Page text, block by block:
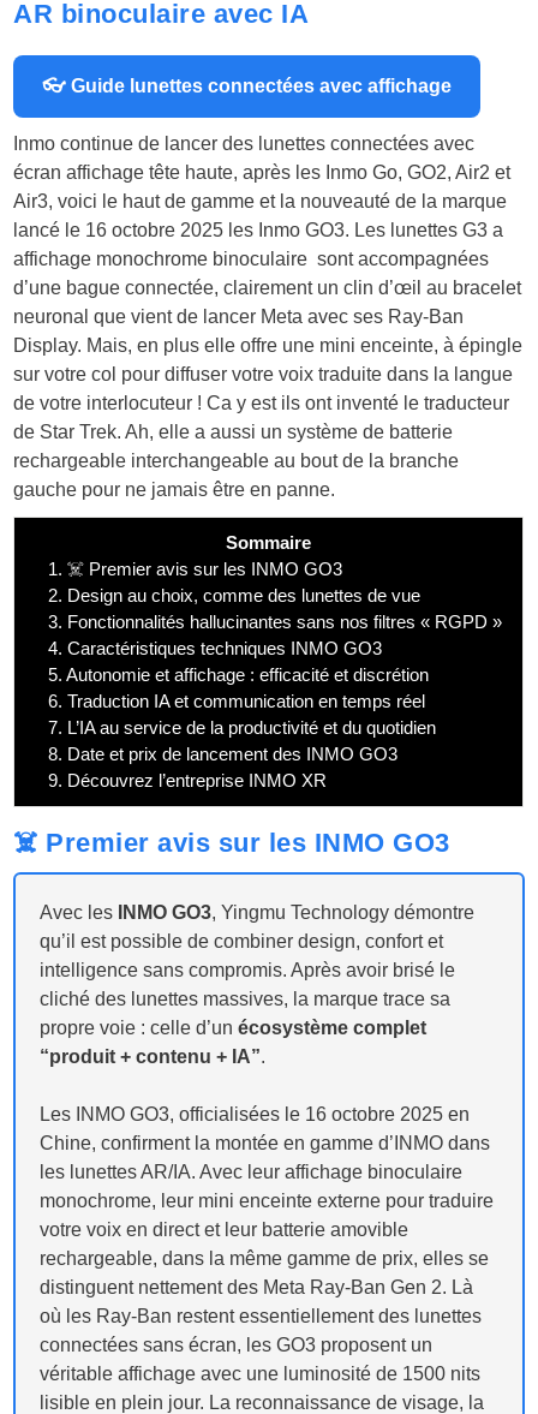
AR binoculaire avec IA
👓 Guide lunettes connectées avec affichage
Inmo continue de lancer des lunettes connectées avec
écran affichage tête haute, après les Inmo Go, GO2, Air2 et
Air3, voici le haut de gamme et la nouveauté de la marque
lancé le 16 octobre 2025 les Inmo GO3. Les lunettes G3 a
affichage monochrome binoculaire sont accompagnées
d’une bague connectée, clairement un clin d’œil au bracelet
neuronal que vient de lancer Meta avec ses Ray-Ban
Display. Mais, en plus elle offre une mini enceinte, à épingle
sur votre col pour diffuser votre voix traduite dans la langue
de votre interlocuteur ! Ca y est ils ont inventé le traducteur
de Star Trek. Ah, elle a aussi un système de batterie
rechargeable interchangeable au bout de la branche
gauche pour ne jamais être en panne.
Sommaire
1. ☠️ Premier avis sur les INMO GO3
2. Design au choix, comme des lunettes de vue
3. Fonctionnalités hallucinantes sans nos filtres « RGPD »
4. Caractéristiques techniques INMO GO3
5. Autonomie et affichage : efficacité et discrétion
6. Traduction IA et communication en temps réel
7. L’IA au service de la productivité et du quotidien
8. Date et prix de lancement des INMO GO3
9. Découvrez l’entreprise INMO XR
☠️ Premier avis sur les INMO GO3
Avec les INMO GO3, Yingmu Technology démontre
qu’il est possible de combiner design, confort et
intelligence sans compromis. Après avoir brisé le
cliché des lunettes massives, la marque trace sa
propre voie : celle d’unécosystème complet
“produit + contenu + IA”.
Les INMO GO3, officialisées le 16 octobre 2025 en
Chine, confirment la montée en gamme d’INMO dans
les lunettes AR/IA. Avec leur affichage binoculaire
monochrome, leur mini enceinte externe pour traduire
votre voix en direct et leur batterie amovible
rechargeable, dans la même gamme de prix, elles se
distinguent nettement des Meta Ray-Ban Gen 2. Là
où les Ray-Ban restent essentiellement des lunettes
connectées sans écran, les GO3 proposent un
véritable affichage avec une luminosité de 1500 nits
lisible en plein jour. La reconnaissance de visage, la